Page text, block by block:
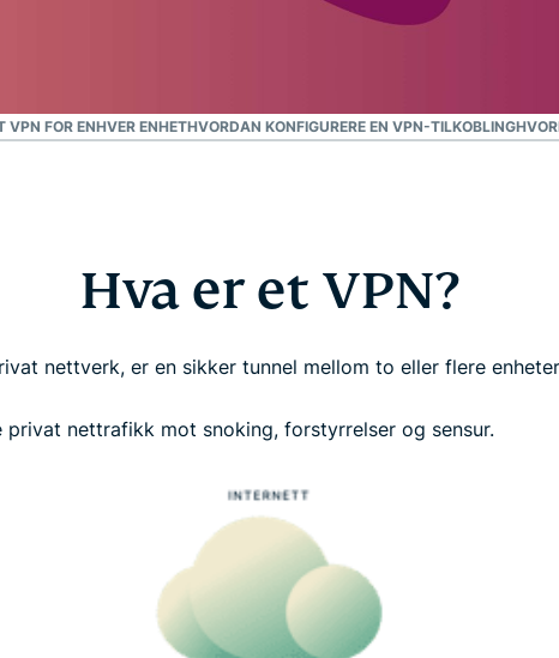
personvern.
verktøy for ID-
beskyttelse,
VPN FOR ENHVER ENHETHVORDAN KONFIGURERE EN VPN-TILKOBLING
Hva er et VPN?
nettverk, er en sikker tunnel mellom to eller flere
privat nettrafikk mot snoking, forstyrrelser og sensur.